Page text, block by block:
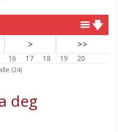
> >>
16 17 18 19 20
(24)
deg